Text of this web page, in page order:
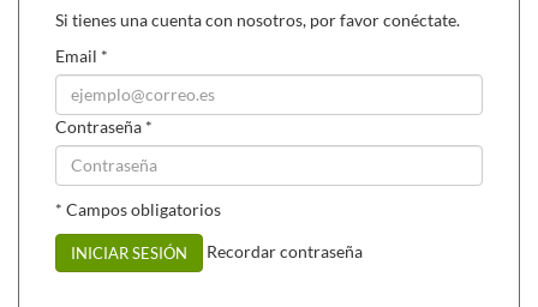
Si tienes una cuenta con nosotros, por favor conéctate.
Email *
Contraseña *
* Campos obligatorios
INICIAR SESIÓN Recordar contraseña